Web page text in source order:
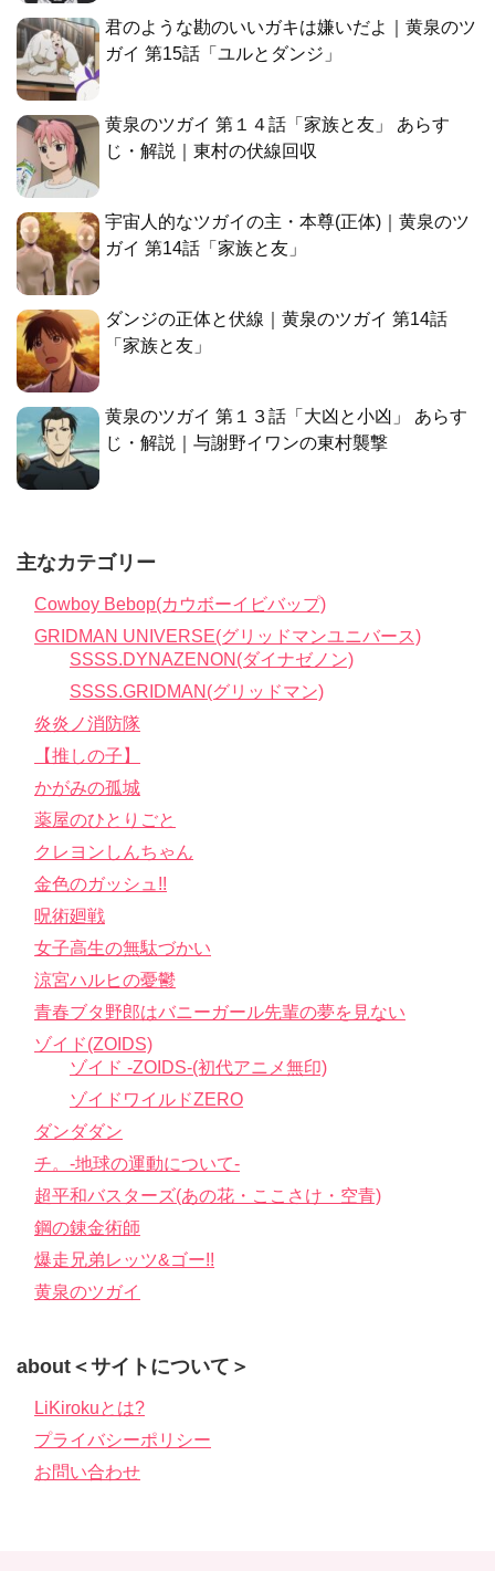
君のような勘のいいガキは嫌いだよ｜黄泉のツ
ガイ 第15話「ユルとダンジ」
黄泉のツガイ 第１４話「家族と友」 あらす
じ・解説｜東村の伏線回収
宇宙人的なツガイの主・本尊(正体)｜黄泉のツ
ガイ 第14話「家族と友」
ダンジの正体と伏線｜黄泉のツガイ 第14話
「家族と友」
黄泉のツガイ 第１３話「大凶と小凶」 あらす
じ・解説｜与謝野イワンの東村襲撃
主なカテゴリー
Cowboy Bebop(カウボーイビバップ)
GRIDMAN UNIVERSE(グリッドマンユニバース)
SSSS.DYNAZENON(ダイナゼノン)
SSSS.GRIDMAN(グリッドマン)
炎炎ノ消防隊
【推しの子】
かがみの孤城
薬屋のひとりごと
クレヨンしんちゃん
金色のガッシュ!!
呪術廻戦
女子高生の無駄づかい
涼宮ハルヒの憂鬱
青春ブタ野郎はバニーガール先輩の夢を見ない
ゾイド(ZOIDS)
ゾイド -ZOIDS-(初代アニメ無印)
ゾイドワイルドZERO
ダンダダン
チ。-地球の運動について-
超平和バスターズ(あの花・ここさけ・空青)
鋼の錬金術師
爆走兄弟レッツ&ゴー!!
黄泉のツガイ
about＜サイトについて＞
LiKirokuとは?
プライバシーポリシー
お問い合わせ